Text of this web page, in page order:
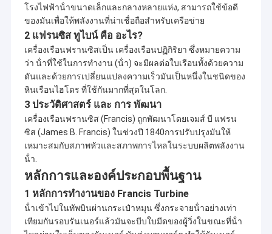
โรงไฟฟ้าน้ําขนาดเล็กและกลางหลายแห่ง, สามารถใช้ข้อดี
ของมันเพื่อให้พลังงานที่น่าเชื่อถือสําหรับเครือข่าย
2 แฟรนซิส ทูไบน์ คือ อะไร?
เครื่องเรือนฟรานซิสเป็น เครื่องเรือนปฏิกิริยา ซึ่งหมายความ
ว่า น้ําที่ใช้ในการทํางาน (น้ํา) จะมีผลต่อใบเรือนทั้งด้วยความ
ดันและด้วยการเปลี่ยนแปลงความเร็วมันเป็นหนึ่งในชนิดของ
หินเรือนไฮโดร ที่ใช้กันมากที่สุดในโลก.
3 ประวัติศาสตร์ และ การ พัฒนา
เครื่องเรือนฟรานซิส (Francis) ถูกพัฒนาโดยเจมส์ บี แฟรน
ซิส (James B. Francis) ในช่วงปี 1840การปรับปรุงมันให้
เหมาะสมกับสภาพหัวและสภาพการไหลในระบบผลิตพลังงาน
น้ํา.
หลักการและองค์ประกอบพื้นฐาน
1 หลักการทํางานของ Francis Turbine
น้ําเข้าไปในทัพบินผ่านกระเป๋าหมุน ซึ่งกระจายน้ําอย่างเท่า
เทียมกันรอบรันเนอร์แล้วมันจะบีบใบมีดของผู้วิ่งในขณะที่น้ํา